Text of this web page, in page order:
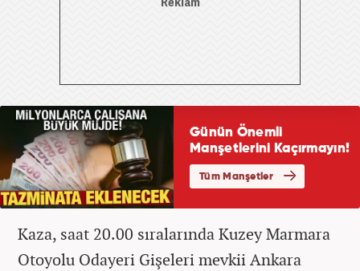
Kaza, saat 20.00 sıralarında Kuzey Marmara
Otoyolu Odayeri Gişeleri mevkii Ankara